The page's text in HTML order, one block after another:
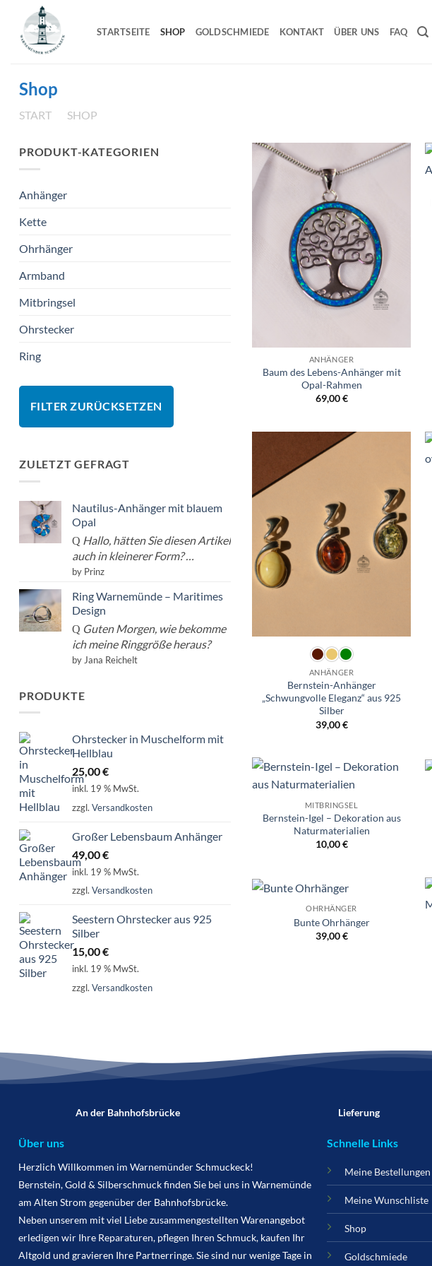
Inhalt
springen
STARTSEITE SHOP GOLDSCHMIEDE KONTAKT ÜBER UNS FAQ
Shop
START SHOP
PRODUKT-KATEGORIEN
Anhänger
Kette
Ohrhänger
Armband
Mitbringsel
Ohrstecker
Ring
FILTER ZURÜCKSETZEN
ZULETZT GEFRAGT
Nautilus-Anhänger mit blauem
Opal
Hallo, hätten Sie diesen Artikel
auch in kleinerer Form? …
by Prinz
Ring Warnemünde – Maritimes
Design
Guten Morgen, wie bekomme
ich meine Ringgröße heraus?
by Jana Reichelt
PRODUKTE
Ohrstecker in Muschelform mit
Hellblau
25,00€
inkl. 19 % MwSt.
zzgl. Versandkosten
Großer Lebensbaum Anhänger
49,00€
inkl. 19 % MwSt.
zzgl. Versandkosten
Seestern Ohrstecker aus 925
Silber
15,00€
inkl. 19 % MwSt.
zzgl. Versandkosten
ANHÄNGER
Baum des Lebens-Anhänger mit
Opal-Rahmen
69,00€
ANHÄNGER
Bernstein-Anhänger
„Schwungvolle Eleganz“ aus 925
Silber
39,00€
MITBRINGSEL
Bernstein-Igel – Dekoration aus
Naturmaterialien
10,00€
OHRHÄNGER
Bunte Ohrhänger
39,00€
An der Bahnhofsbrücke Lieferung
Über uns
Herzlich Willkommen im Warnemünder Schmuckeck!
Bernstein, Gold & Silberschmuck finden Sie bei uns in Warnemünde
am Alten Strom gegenüber der Bahnhofsbrücke.
Neben unserem mit viel Liebe zusammengestellten Warenangebot
erledigen wir Ihre Reparaturen, pflegen Ihren Schmuck, kaufen Ihr
Altgold und gravieren Ihre Partnerringe. Sie sind nur wenige Tage in
Schnelle Links
Meine Bestellungen
Meine Wunschliste
Shop
Goldschmiede